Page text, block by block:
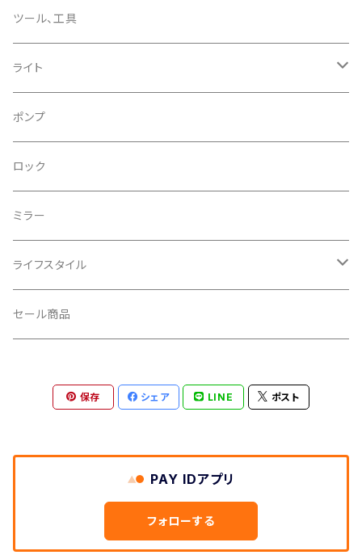
CHROME/クローム
CONTINENTAL/コンチネンタル
CRANE/クレーン
CRANKBROTHERS/クランクブラザーズ
CROSS SECTION/クロスセクション
CLIK/クリック
CUSH CORE/クッシュコア
DEFEET/デフィート
DIXNA/ディズナ
DKG/ディーケージー
シーラント
サドルバッグ
サコッシュ
バックパック
フレームバッグ
輪行袋
輪行小物
バイクカバー
その他
ツール、工具
ライト
フロントライト
テールライト
ポンプ
ロック
ミラー
ライフスタイル
キャップ
アクセサリー
セール商品
保存 シェア LINE ポスト
PAY IDアプリ
フォローする